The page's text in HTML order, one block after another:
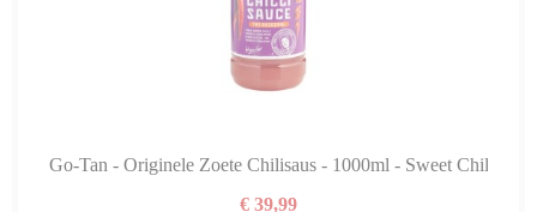
Go-Tan - Originele Zoete Chilisaus - 1000ml - Sweet Chilli
€ 39,99